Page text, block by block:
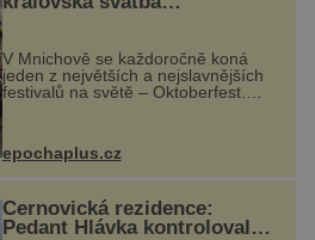
odstartovala největší pivní
festival světa
V Mnichově se každoročně koná
jeden z největších a nejslavnějších
festivalů na světě – Oktoberfest.
návštěvníků, kteří si vychutnávají
pivo, tradiční jídlo a bavorskou
kultur...
epochaplus.cz
Černovická rezidence:
Pedant Hlávka kontroloval